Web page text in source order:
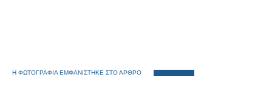
Η ΦΩΤΟΓΡΑΦΙΑ ΕΜΦΑΝΙΣΤΗΚΕ ΣΤΟ ΑΡΘΡΟ